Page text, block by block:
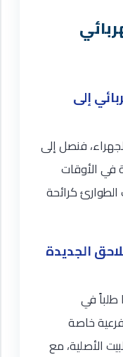
إلى
فنصل إلى
15 إلى 20 دقيقة في الأوقات
الطوارئ كرائحة
الجديدة
طلباً في
خاصة
الأصلية، مع